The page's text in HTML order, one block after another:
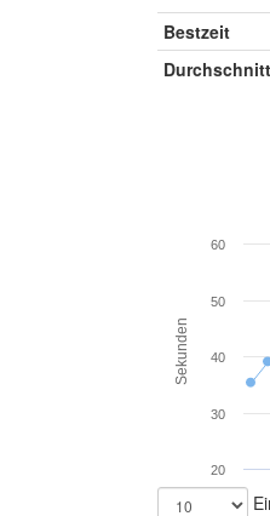
Bestzeit
Durchschnitt
Sekunden
20
30
40
50
60